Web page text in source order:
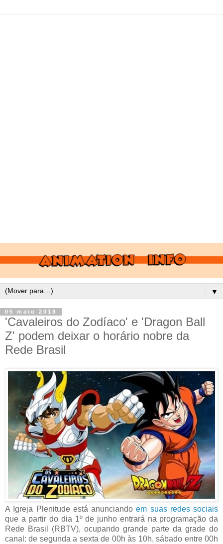
▼
05 maio 2018
'Cavaleiros do Zodíaco' e 'Dragon Ball
Z' podem deixar o horário nobre da
Rede Brasil
A Igreja Plenitude está anunciandoem suas redes sociais
que a partir do dia 1º de junho entrará na programação da
Rede Brasil (RBTV), ocupando grande parte da grade do
canal: de segunda a sexta de 00h às 10h, sábado entre 00h